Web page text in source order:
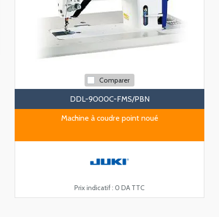
Comparer
DDL-9000C-FMS/PBN
Machine à coudre point noué
Prix indicatif : 0 DA TTC